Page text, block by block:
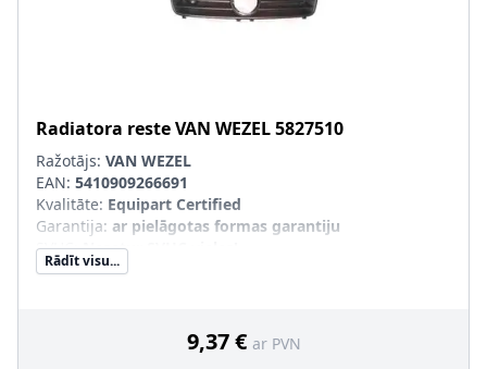
Radiatora resteVAN WEZEL5827510
Ražotājs: VAN WEZEL
EAN: 5410909266691
Kvalitāte: Equipart Certified
Garantija: ar pielāgotas formas garantiju
SVHC:Nesatur SVHC vielas!
Rādīt visu...
9,37 € ar PVN